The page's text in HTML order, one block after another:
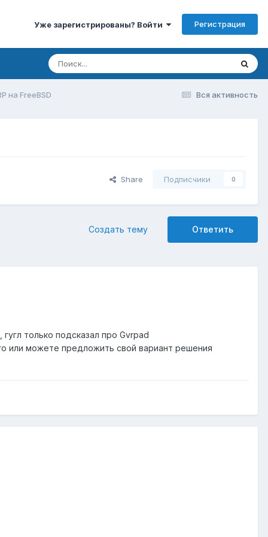
Уже зарегистрированы? Войти Регистрация
Вся активность
на FreeBSD
Share Подписчики 0
Ответить
Создать тему
только подсказал про Gvrpad
или можете предложить свой вариант решения